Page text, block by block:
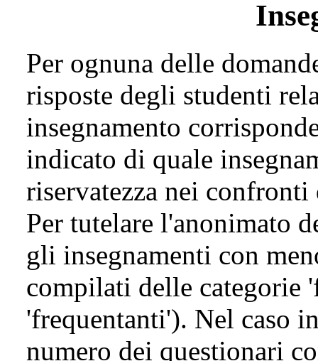
Per ognuna delle
risposte degli studenti
insegnamento
indicato di quale
riservatezza nei confronti
Per tutelare l'anonimato
gli insegnamenti con
compilati delle categorie
'frequentanti'). Nel caso
numero dei questionari